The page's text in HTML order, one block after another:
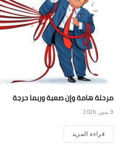
مرحلة هامة وإن صعبة وربما حرجة
9 تموز، 2026
قراءة المزيد